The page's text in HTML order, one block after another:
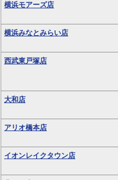
横浜モアーズ店
横浜みなとみらい店
西武東戸塚店
大和店
アリオ橋本店
イオンレイクタウン店